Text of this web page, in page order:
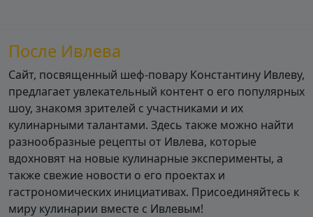
После Ивлева
Сайт, посвященный шеф-повару Константину Ивлеву,
предлагает увлекательный контент о его популярных
шоу, знакомя зрителей с участниками и их
кулинарными талантами. Здесь также можно найти
разнообразные рецепты от Ивлева, которые
вдохновят на новые кулинарные эксперименты, а
также свежие новости о его проектах и
гастрономических инициативах. Присоединяйтесь к
миру кулинарии вместе с Ивлевым!